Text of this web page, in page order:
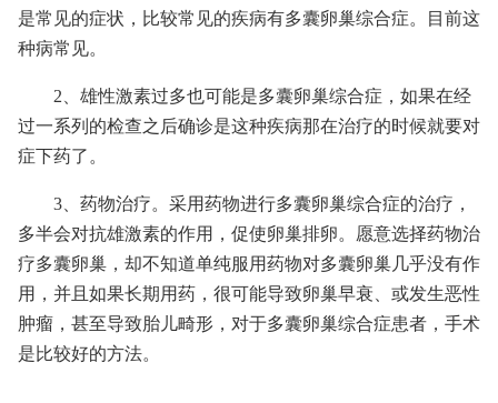
是常见的症状，比较常见的疾病有多囊卵巢综合症。目前这
种病常见。
2、雄性激素过多也可能是多囊卵巢综合症，如果在经
过一系列的检查之后确诊是这种疾病那在治疗的时候就要对
症下药了。
3、药物治疗。采用药物进行多囊卵巢综合症的治疗，
多半会对抗雄激素的作用，促使卵巢排卵。愿意选择药物治
疗多囊卵巢，却不知道单纯服用药物对多囊卵巢几乎没有作
用，并且如果长期用药，很可能导致卵巢早衰、或发生恶性
肿瘤，甚至导致胎儿畸形，对于多囊卵巢综合症患者，手术
是比较好的方法。